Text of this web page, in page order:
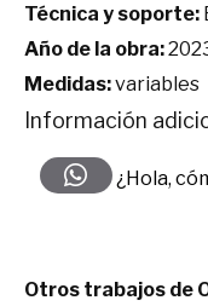
Técnica y soporte:
Año de la obra:
Medidas:variables
Información
¿Hola,
Otros trabajos de